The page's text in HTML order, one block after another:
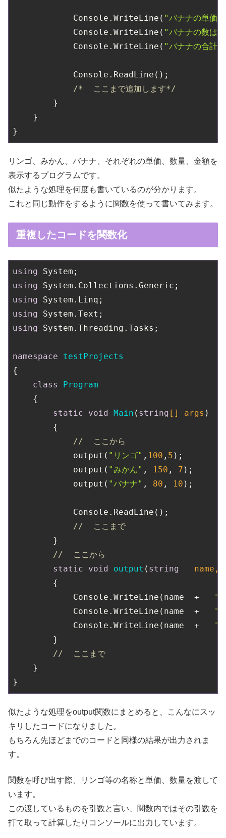
            Console.WriteLine(
"バナナの単価
            Console.WriteLine(
"バナナの数は"
            Console.WriteLine(
"バナナの合計
            Console.ReadLine();
/*  ここまで追加します*/
        }
    }
}
リンゴ、みかん、バナナ、それぞれの単価、数量、金額を
表示するプログラムです。
似たような処理を何度も書いているのが分かります。
これと同じ動作をするように関数を使って書いてみます。
重複したコードを関数化
using
using
using
using
using System.Threading.Tasks;
namespace
testProjects
{
class
Program
    {
static
void Main ( string [] args )
        {
//  ここから
            output(
"リンゴ" , 100 , 5 );
            output(
"みかん" , 150 , 7 );
            output(
"バナナ" , 80 , 10 );
            Console.ReadLine();
//  ここまで
        }
//  ここから
static
void output ( string
        {
            Console.WriteLine(name  +
"
            Console.WriteLine(name  +
"
            Console.WriteLine(name  +
"
        }
//  ここまで
    }
似たような処理をoutput関数にまとめると、こんなにスッ
キリしたコードになりました。
もちろん先ほどまでのコードと同様の結果が出力されま
す。
関数を呼び出す際、リンゴ等の名称と単価、数量を渡して
います。
この渡しているものを引数と言い、関数内ではその引数を
打て取って計算したりコンソールに出力しています。